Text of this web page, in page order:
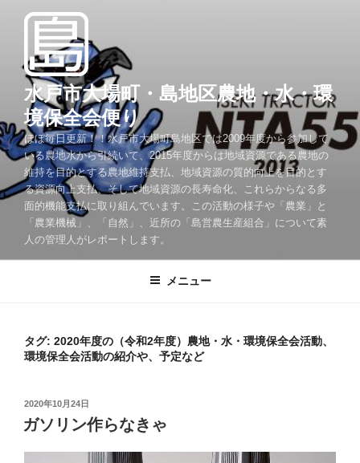
ス
キ
ッ
水戸市大場町・島地区農地・水・環
境保全会便り
ほぼ毎日更新！！水戸市大場町島地区では2009年度から参加して
いる農地水から引続いて、2015年度からは地域資源である農地の
維持を目的とする農地維持支払、地域資源の質的向上を目的とす
る資源向上支払、そして地域資源の長寿命化、これらからなる多
面的機能支払に取り組んでいます。この活動の様子や「農業」と
「農業機械」、「自然」、近所の「島営農生産組合」について素
人の管理人がレポートします。
メニュー
タグ: 2020年度の（令和2年度）農地・水・環境保全会活動、
環境保全会活動の紹介や、予定など
投
稿
日:
2020年10月24日
ガソリン作らなきゃ